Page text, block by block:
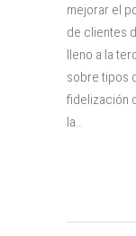
mejorar el
de clientes
lleno a la
sobre tipos
fidelización
la…